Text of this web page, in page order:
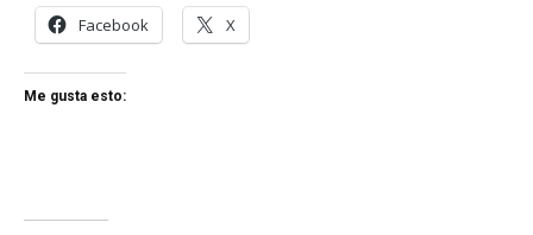
Facebook X
Me gusta esto: